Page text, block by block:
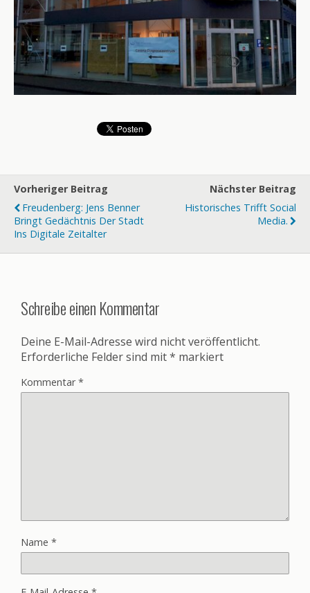
Vorheriger Beitrag
Freudenberg: Jens Benner
Bringt Gedächtnis Der Stadt
Ins Digitale Zeitalter
Nächster Beitrag
Historisches Trifft Social
Media.
Schreibe einen Kommentar
Deine E-Mail-Adresse wird nicht veröffentlicht.
Erforderliche Felder sind mit* markiert
Kommentar*
Name *